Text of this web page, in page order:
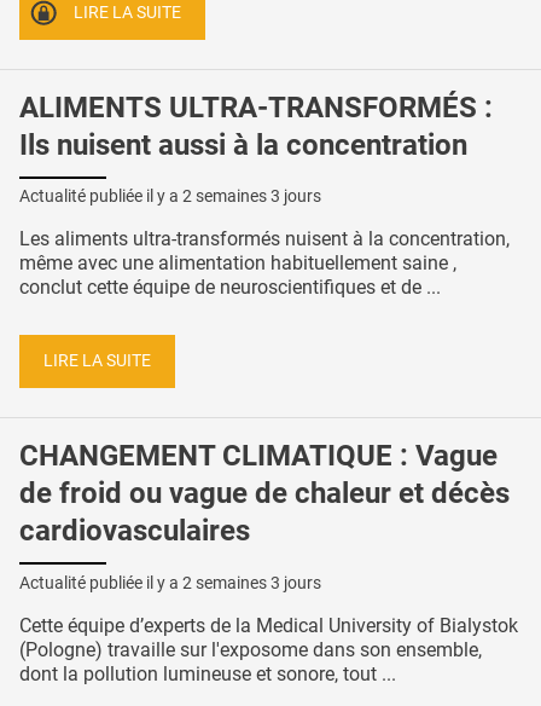
LIRE LA SUITE
ALIMENTS ULTRA-TRANSFORMÉS :
Ils nuisent aussi à la concentration
Actualité publiée il y a 2 semaines 3 jours
Les aliments ultra-transformés nuisent à la concentration,
même avec une alimentation habituellement saine ,
conclut cette équipe de neuroscientifiques et de ...
LIRE LA SUITE
CHANGEMENT CLIMATIQUE : Vague
de froid ou vague de chaleur et décès
cardiovasculaires
Actualité publiée il y a 2 semaines 3 jours
Cette équipe d’experts de la Medical University of Bialystok
(Pologne) travaille sur l'exposome dans son ensemble,
dont la pollution lumineuse et sonore, tout ...